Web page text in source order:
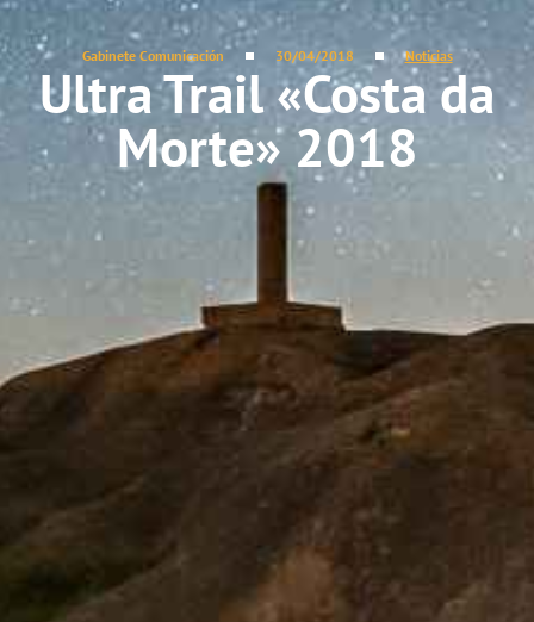
Gabinete Comunicación 30/04/2018 Noticias
Ultra Trail «Costa da
Morte» 2018